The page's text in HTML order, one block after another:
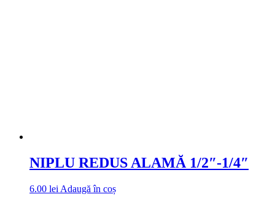
NIPLU REDUS ALAMĂ 1/2″-1/4″
6.00 lei Adaugă în coș